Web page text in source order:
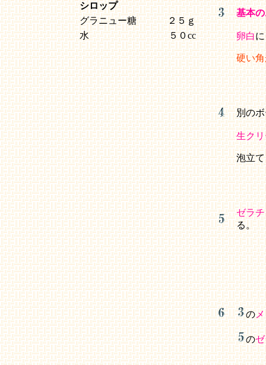
シロップ
グラニュー糖
２５ｇ
水
５０cc
基本
卵白に
硬い
別の
生ク
泡立
ゼラ
る。
の
の